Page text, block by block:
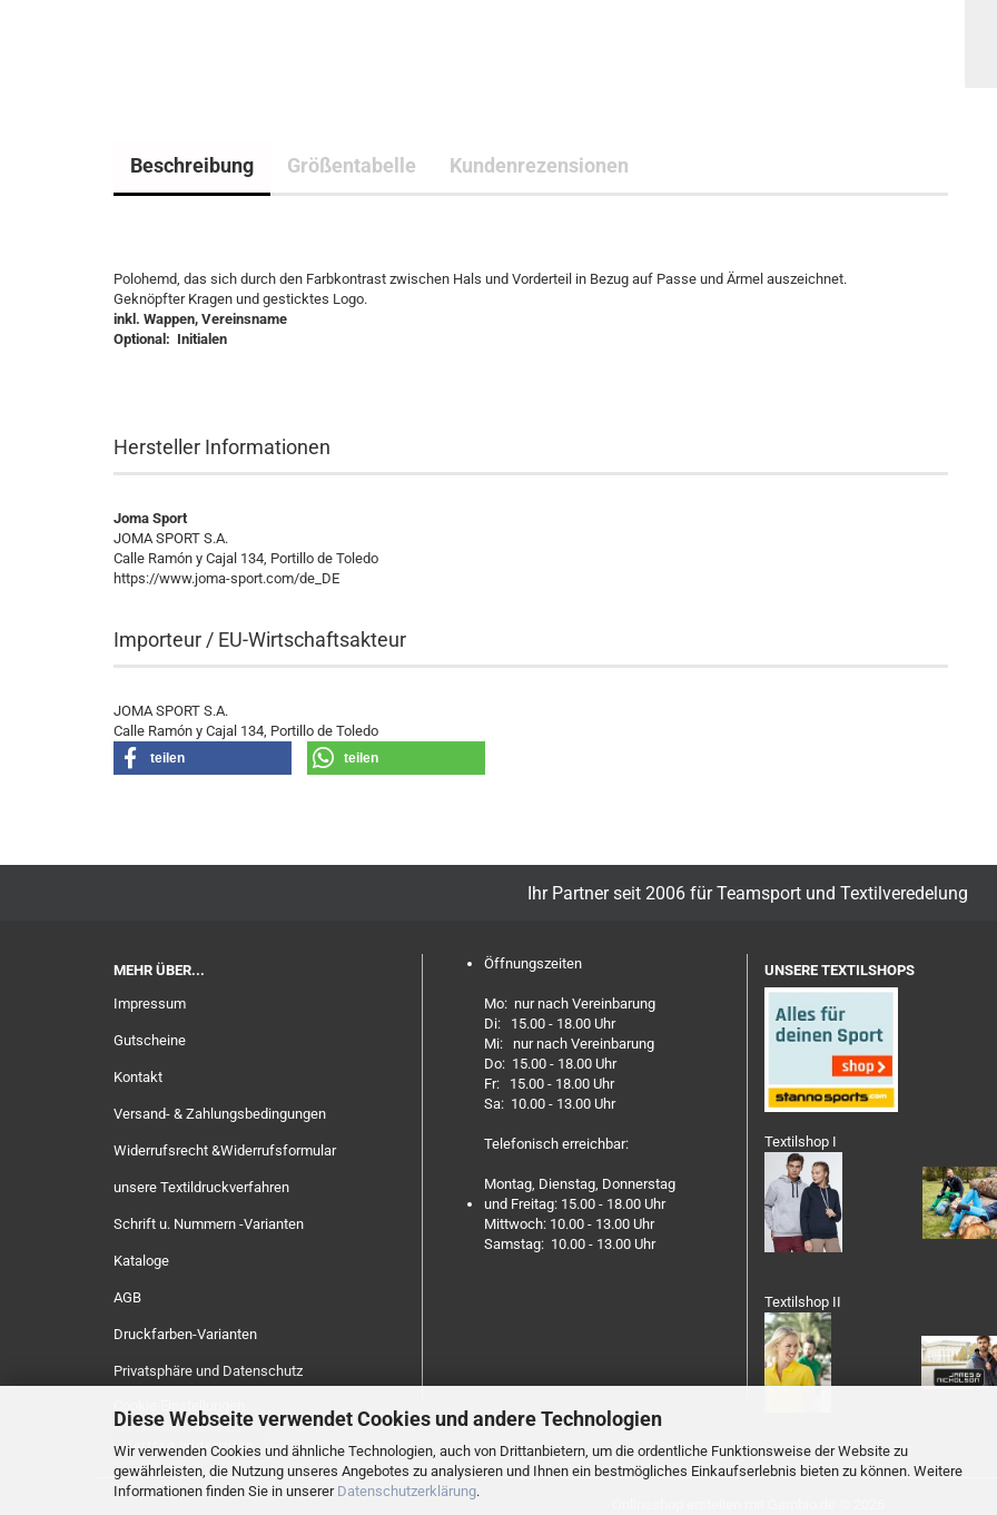
Diese Webseite verwendet Cookies und andere Technologien
Wir verwenden Cookies und ähnliche Technologien, auch von Drittanbietern, um die ordentliche Funktionsweise der Website zu
gewährleisten, die Nutzung unseres Angebotes zu analysieren und Ihnen ein bestmögliches Einkaufserlebnis bieten zu können. Weitere
Informationen finden Sie in unserer Datenschutzerklärung.
Beschreibung Größentabelle Kundenrezensionen
Polohemd, das sich durch den Farbkontrast zwischen Hals und Vorderteil in Bezug auf Passe und Ärmel auszeichnet.
Geknöpfter Kragen und gesticktes Logo.
inkl. Wappen, Vereinsname
Optional: Initialen
Hersteller Informationen
Joma Sport
JOMA SPORT S.A.
Calle Ramón y Cajal 134, Portillo de Toledo
https://www.joma-sport.com/de_DE
Importeur / EU-Wirtschaftsakteur
JOMA SPORT S.A.
Calle Ramón y Cajal 134, Portillo de Toledo
teilen teilen
Ihr Partner seit 2006 für Teamsport und Textilveredelung
MEHR ÜBER...
Impressum
Gutscheine
Kontakt
Versand- & Zahlungsbedingungen
Widerrufsrecht &Widerrufsformular
unsere Textildruckverfahren
Schrift u. Nummern -Varianten
Kataloge
AGB
Druckfarben-Varianten
Privatsphäre und Datenschutz
Öffnungszeiten
Mo: nur nach Vereinbarung
Di: 15.00 - 18.00 Uhr
Mi: nur nach Vereinbarung
Do: 15.00 - 18.00 Uhr
Fr: 15.00 - 18.00 Uhr
Sa: 10.00 - 13.00 Uhr
Telefonisch erreichbar:
Montag, Dienstag, Donnerstag
und Freitag: 15.00 - 18.00 Uhr
Mittwoch: 10.00 - 13.00 Uhr
Samstag: 10.00 - 13.00 Uhr
UNSERE TEXTILSHOPS
Textilshop I
Textilshop II
Vertrag widerrufen